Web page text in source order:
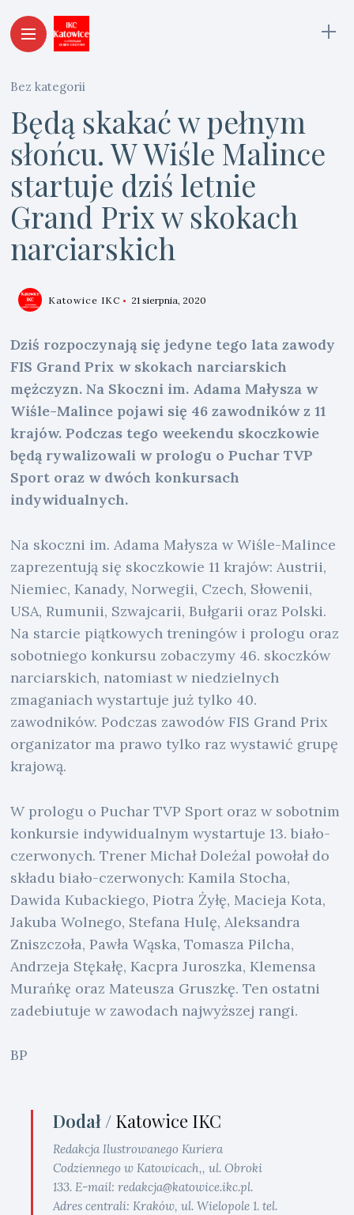
Bez kategorii
Będą skakać w pełnym
słońcu. W Wiśle Malince
startuje dziś letnie
Grand Prix w skokach
narciarskich
Katowice IKC 21 sierpnia, 2020
Dziś rozpoczynają się jedyne tego lata zawody
FIS Grand Prix w skokach narciarskich
mężczyzn. Na Skoczni im. Adama Małysza w
Wiśle-Malince pojawi się 46 zawodników z 11
krajów. Podczas tego weekendu skoczkowie
będą rywalizowali w prologu o Puchar TVP
Sport oraz w dwóch konkursach
indywidualnych.
Na skoczni im. Adama Małysza w Wiśle-Malince
zaprezentują się skoczkowie 11 krajów: Austrii,
Niemiec, Kanady, Norwegii, Czech, Słowenii,
USA, Rumunii, Szwajcarii, Bułgarii oraz Polski.
Na starcie piątkowych treningów i prologu oraz
sobotniego konkursu zobaczymy 46. skoczków
narciarskich, natomiast w niedzielnych
zmaganiach wystartuje już tylko 40.
zawodników. Podczas zawodów FIS Grand Prix
organizator ma prawo tylko raz wystawić grupę
krajową.
W prologu o Puchar TVP Sport oraz w sobotnim
konkursie indywidualnym wystartuje 13. biało-
czerwonych. Trener Michał Doleźal powołał do
składu biało-czerwonych: Kamila Stocha,
Dawida Kubackiego, Piotra Żyłę, Macieja Kota,
Jakuba Wolnego, Stefana Hulę, Aleksandra
Zniszczoła, Pawła Wąska, Tomasza Pilcha,
Andrzeja Stękałę, Kacpra Juroszka, Klemensa
Murańkę oraz Mateusza Gruszkę. Ten ostatni
zadebiutuje w zawodach najwyższej rangi.
BP
Dodał / Katowice IKC
Redakcja Ilustrowanego Kuriera
Codziennego w Katowicach,, ul. Obroki
133. E-mail: redakcja@katowice.ikc.pl.
Adres centrali: Kraków, ul. Wielopole 1. tel.